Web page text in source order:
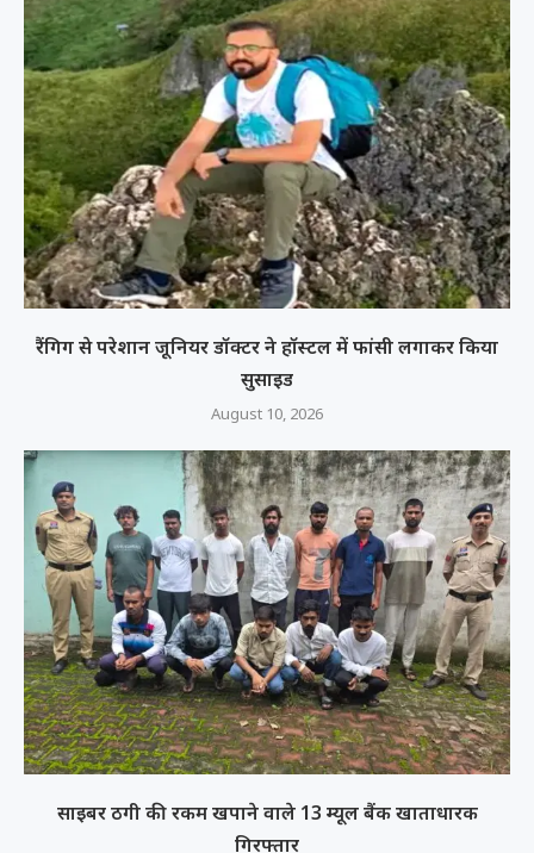
रैंगिग से परेशान जूनियर डॉक्टर ने हॉस्टल में फांसी लगाकर किया
सुसाइड
August 10, 2026
साइबर ठगी की रकम खपाने वाले 13 म्यूल बैंक खाताधारक
गिरफ्तार